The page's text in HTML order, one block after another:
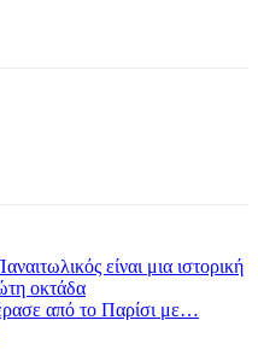
είναι μια ιστορική
οκτάδα
από το Παρίσι με…